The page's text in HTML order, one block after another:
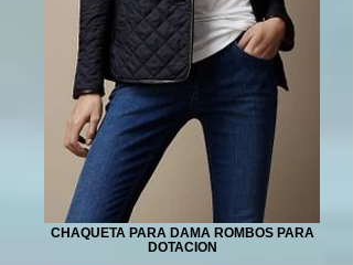
CHAQUETA PARA DAMA ROMBOS PARA
DOTACION